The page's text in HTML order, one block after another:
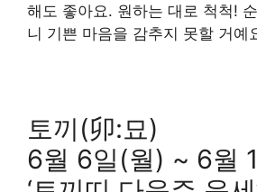
해도 좋아요. 원하는 대로 척척!
니 기쁜 마음을 감추지 못할 거예
토끼(卯:묘)
6월 6일(월) ~ 6월